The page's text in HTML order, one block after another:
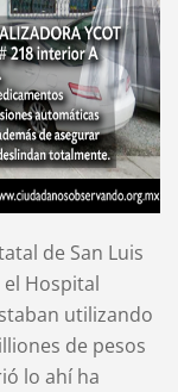
de San Luis
Hospital
utilizando
de pesos
lo ahí ha